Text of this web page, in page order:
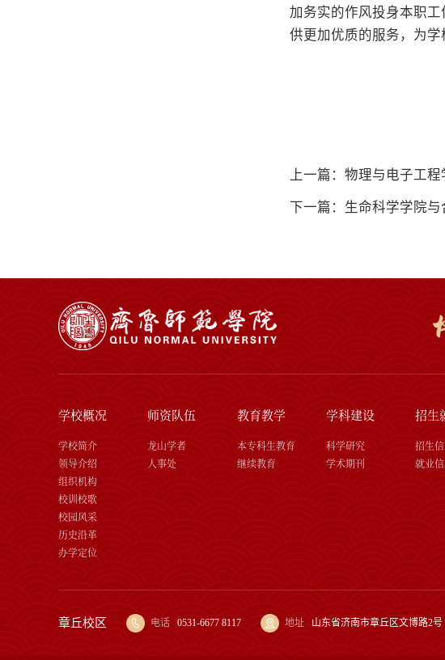
加务实的作风投身本职
供更加优质的服务，为学
上一篇：物理与电子工
下一篇：生命科学学院
学校概况
学校简介
领导介绍
组织机构
校训校歌
校园风采
历史沿革
办学定位
师资队伍
龙山学者
人事处
教育教学
本专科生教育
继续教育
学科建设
科学研究
学术期刊
招生
招生
就业
章丘校区 电话 0531-6677 8117 地址 山东省济南市章丘区文博路2号